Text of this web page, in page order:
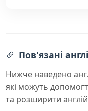
Пов'язані
Нижче наведено
які можуть
та розширити